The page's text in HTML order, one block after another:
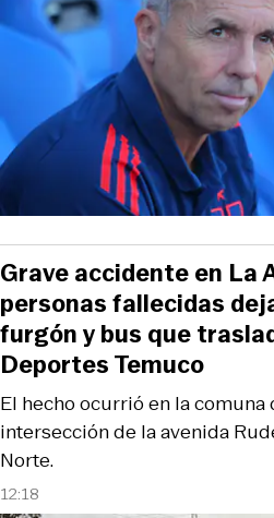
12:18
El hecho ocurrió en la comuna
intersección de la avenida
Norte.
Grave accidente en La
personas fallecidas
furgón y bus que
Deportes Temuco